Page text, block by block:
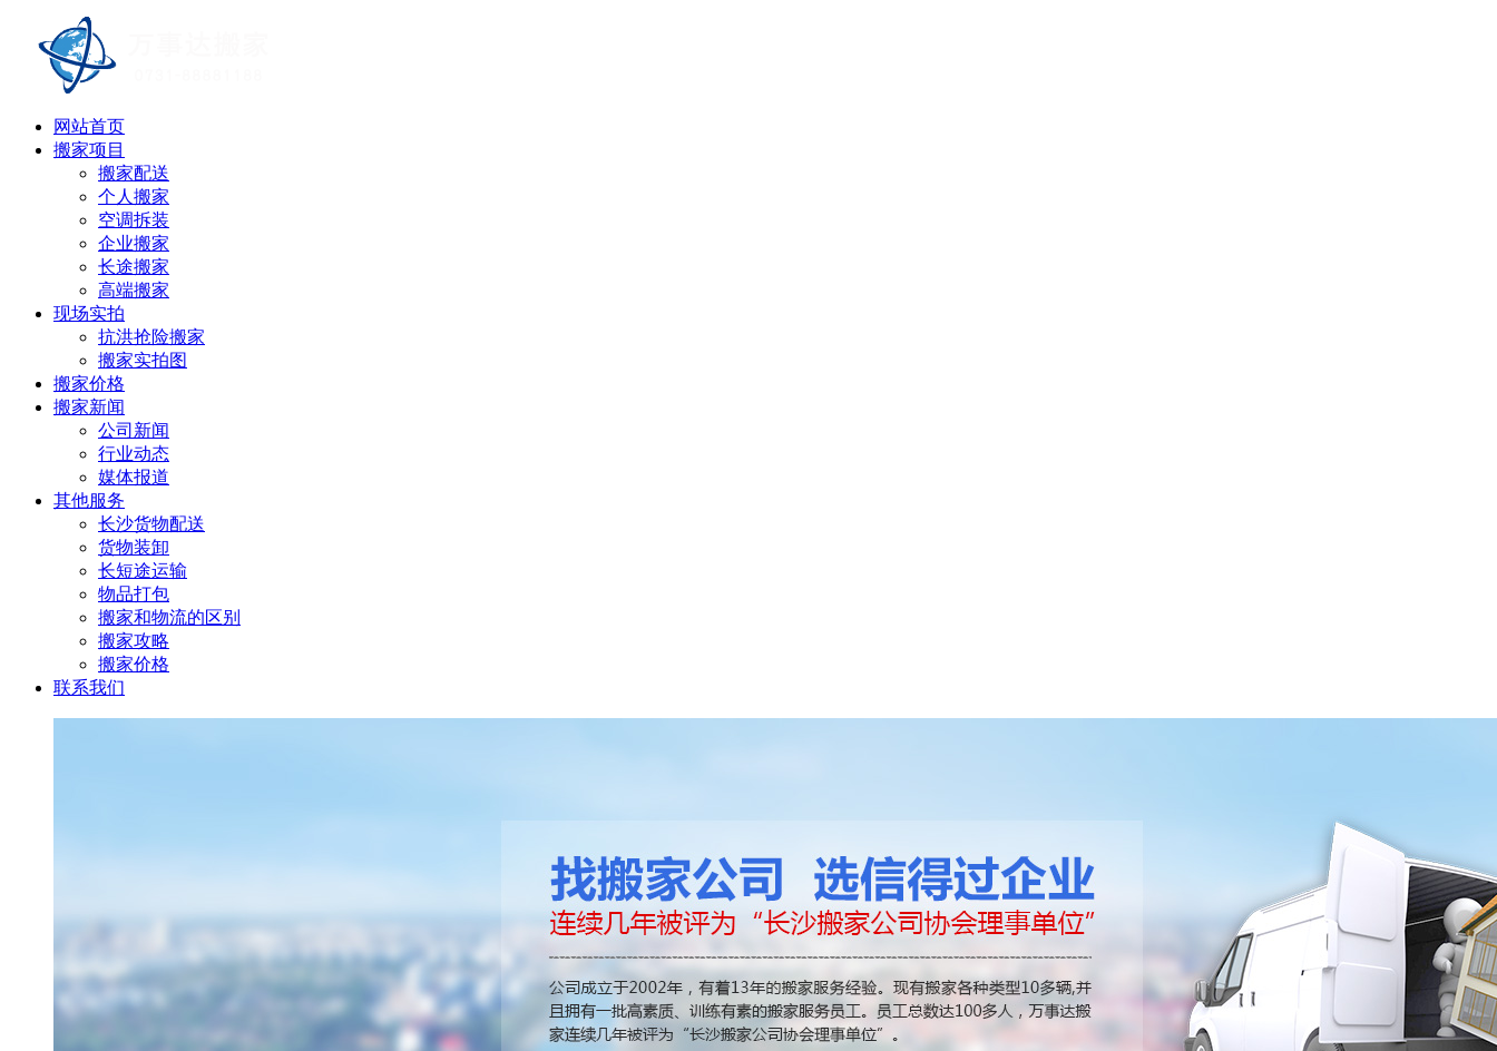
网站首页
搬家项目
搬家配送
个人搬家
空调拆装
企业搬家
长途搬家
高端搬家
现场实拍
抗洪抢险搬家
搬家实拍图
搬家价格
搬家新闻
公司新闻
行业动态
媒体报道
其他服务
长沙货物配送
货物装卸
长短途运输
物品打包
搬家和物流的区别
搬家攻略
搬家价格
联系我们